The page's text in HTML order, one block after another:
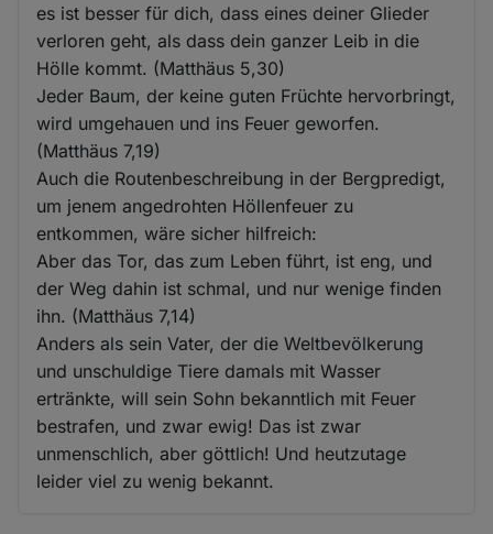
es ist besser für dich, dass eines deiner Glieder
verloren geht, als dass dein ganzer Leib in die
Hölle kommt. (Matthäus 5,30)
Jeder Baum, der keine guten Früchte hervorbringt,
wird umgehauen und ins Feuer geworfen.
(Matthäus 7,19)
Auch die Routenbeschreibung in der Bergpredigt,
um jenem angedrohten Höllenfeuer zu
entkommen, wäre sicher hilfreich:
Aber das Tor, das zum Leben führt, ist eng, und
der Weg dahin ist schmal, und nur wenige finden
ihn. (Matthäus 7,14)
Anders als sein Vater, der die Weltbevölkerung
und unschuldige Tiere damals mit Wasser
ertränkte, will sein Sohn bekanntlich mit Feuer
bestrafen, und zwar ewig! Das ist zwar
unmenschlich, aber göttlich! Und heutzutage
leider viel zu wenig bekannt.